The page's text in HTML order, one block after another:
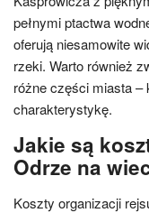
pełnymi ptactwa
oferują niesamowite
rzeki. Warto również
różne części miasta –
charakterystykę.
Jakie są
Odrze na
Koszty organizacji